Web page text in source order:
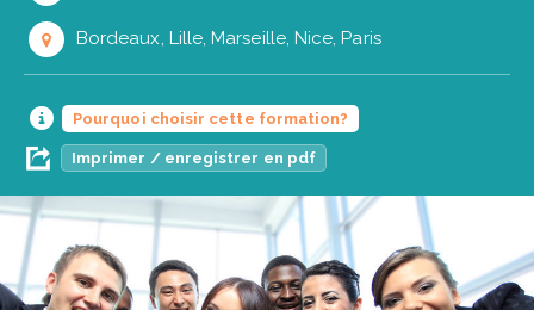
Bordeaux, Lille, Marseille, Nice, Paris
Pourquoi choisir cette formation?
Imprimer / enregistrer en pdf